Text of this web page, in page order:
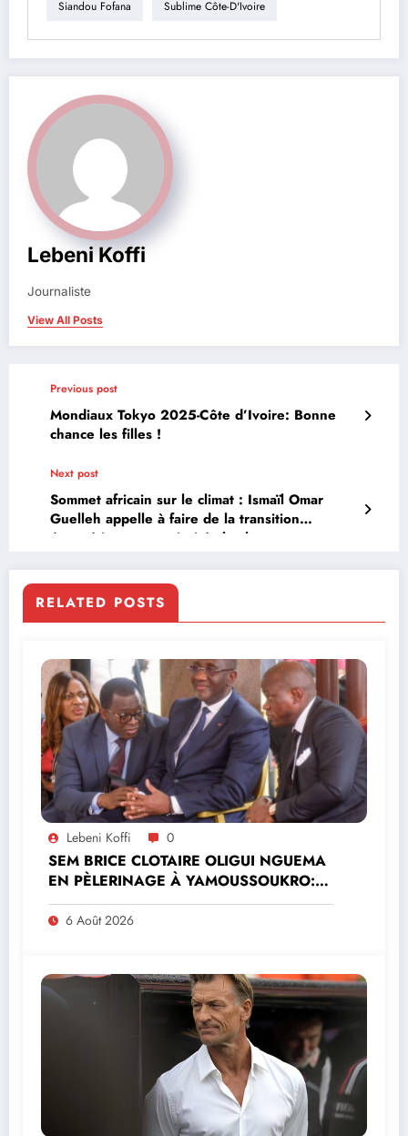
Siandou Fofana Sublime Côte-D'Ivoire
Lebeni Koffi
Journaliste
View All Posts
Previous post
Mondiaux Tokyo 2025-Côte d’Ivoire: Bonne
chance les filles !
Next post
Sommet africain sur le climat : Ismaïl Omar
Guelleh appelle à faire de la transition
énergétique une priorité absolue
RELATED POSTS
Lebeni Koffi 0
SEM BRICE CLOTAIRE OLIGUI NGUEMA
EN PÈLERINAGE À YAMOUSSOUKRO:LE
MINISTRE PAULIN CLAUDE DANHO
PREND PART À LA CÉRÉMONIE
6 Août 2026